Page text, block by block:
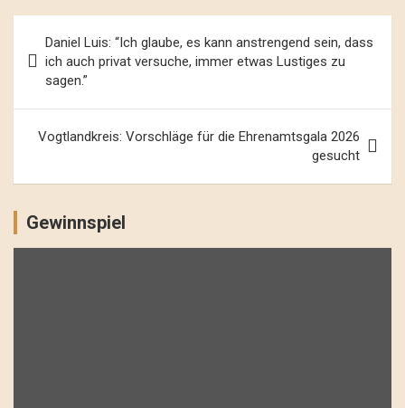
Navigation
Daniel Luis: “Ich glaube, es kann anstrengend sein, dass
ich auch privat versuche, immer etwas Lustiges zu
sagen.”
Vogtlandkreis: Vorschläge für die Ehrenamtsgala 2026
gesucht
Gewinnspiel